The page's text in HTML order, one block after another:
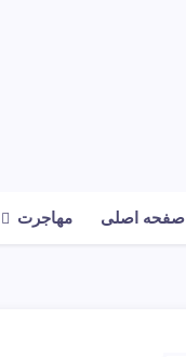
صفحه اصلی مهاجرت